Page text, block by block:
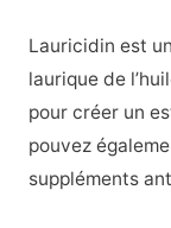
Lauricidin est
laurique de
pour créer un
pouvez
suppléments